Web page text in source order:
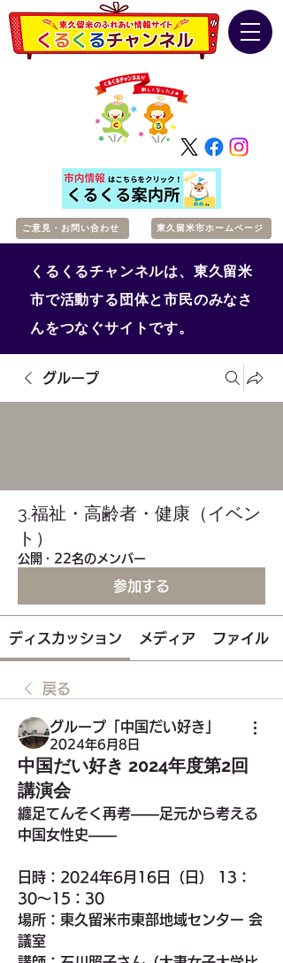
ご意見・お問い合わせ 東久留米市ホームページ
くるくるチャンネルは、東久留米
市で活動する団体と市民のみなさ
んをつなぐサイトです。
グループ
3.福祉・高齢者・健康（イベン
ト）
公開 · 22名のメンバー
参加する
ディスカッション メディア ファイル
戻る
グループ「中国だい好き」
2024年6月8日
中国だい好き 2024年度第2回
講演会
纏足てんそく再考――足元から考える
中国女性史――
日時：2024年6月16日（日） 13：
30～15：30
場所：東久留米市東部地域センター 会
議室